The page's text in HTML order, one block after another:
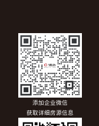
添加企业微信
获取详细房源信息